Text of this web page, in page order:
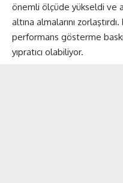
önemli ölçüde yükseldi ve
altına almalarını
performans gösterme
yıpratıcı olabiliyor.